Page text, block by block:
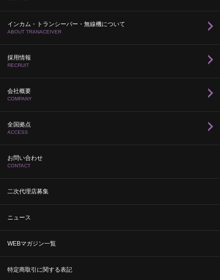
インカム・トランシーバー・無線機について
ABOUT TRANACEIVER
採用情報
RECRUIT
会社概要
COMPANY
全国拠点
ACCESS
お問い合わせ
CONTACT
二次代理店募集
ニュース
WEBマガジン一覧
特定商取引に関する表記